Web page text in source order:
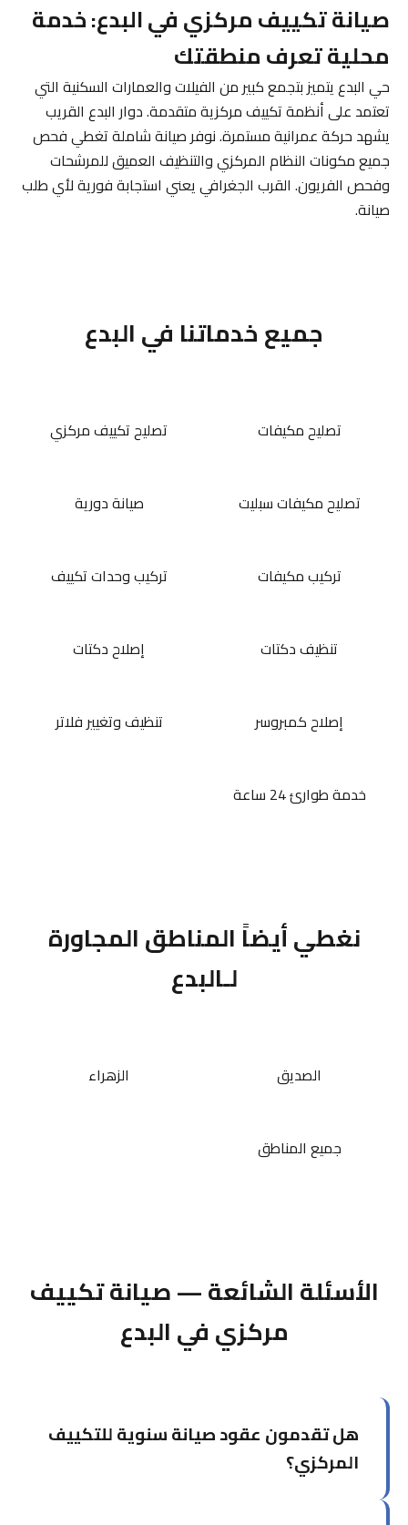
صيانة تكييف مركزي في البدع: خدمة
محلية تعرف منطقتك
حي البدع يتميز بتجمع كبير من الفيلات والعمارات السكنية التي
تعتمد على أنظمة تكييف مركزية متقدمة. دوار البدع القريب
يشهد حركة عمرانية مستمرة. نوفر صيانة شاملة تغطي فحص
جميع مكونات النظام المركزي والتنظيف العميق للمرشحات
وفحص الفريون. القرب الجغرافي يعني استجابة فورية لأي طلب
صيانة.
جميع خدماتنا في البدع
تصليح مكيفات تصليح تكييف مركزي
تصليح مكيفات سبليت صيانة دورية
تركيب مكيفات تركيب وحدات تكييف
تنظيف دكتات إصلاح دكتات
إصلاح كمبروسر تنظيف وتغيير فلاتر
خدمة طوارئ 24 ساعة
نغطي أيضاً المناطق المجاورة
لـالبدع
الصديق الزهراء
جميع المناطق
الأسئلة الشائعة — صيانة تكييف
مركزي في البدع
هل تقدمون عقود صيانة سنوية للتكييف
المركزي؟